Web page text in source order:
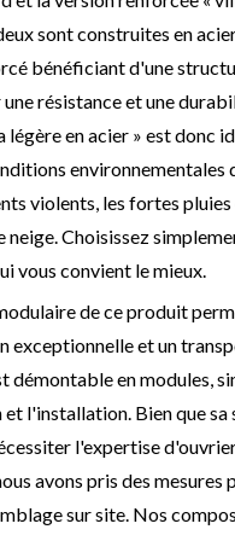
sont construites en
bénéficiant d'une
résistance et une
légère en acier » est donc
environnementales
violents, les fortes pluies
neige. Choisissez
vous convient le mieux.
de ce produit
exceptionnelle et un
démontable en modules,
et l'installation. Bien que
l'expertise
avons pris des mesures
sur site. Nos
nous simplement vos plans et
pour donner vie à la maison de
des services de dessin sur
de la maison modulaire.
la solution idéale pour vos